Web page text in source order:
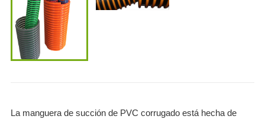
La manguera de succión de PVC corrugado está hecha de